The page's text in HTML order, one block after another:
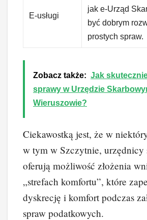
E-usługi
jak e-Urząd
być dobrym
prostych spraw.
Zobacz także: Jak
sprawy w Urzędzie
Wieruszowie?
Ciekawostką jest, że w
w tym w Szczytnie, urzędnicy
oferują możliwość złożenia
„strefach komfortu”, które
dyskrecję i komfort podczas
spraw podatkowych.